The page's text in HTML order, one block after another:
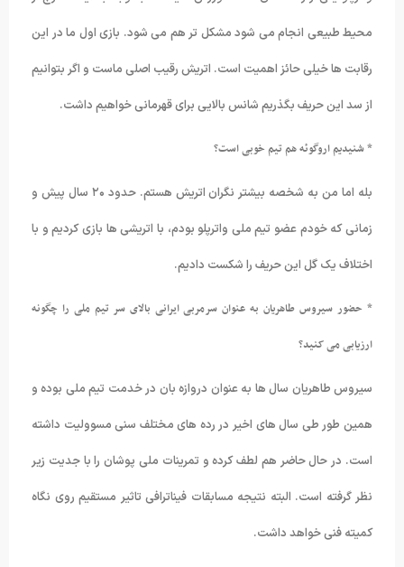
محیط طبیعی انجام می شود مشکل تر هم می شود. بازی اول ما در این
رقابت ها خیلی حائز اهمیت است. اتریش رقیب اصلی ماست و اگر بتوانیم
از سد این حریف بگذریم شانس بالایی برای قهرمانی خواهیم داشت.
* شنیدیم اروگوئه هم تیم خوبی است؟
بله اما من به شخصه بیشتر نگران اتریش هستم. حدود ۲۰ سال پیش و
زمانی که خودم عضو تیم ملی واترپلو بودم، با اتریشی ها بازی کردیم و با
اختلاف یک گل این حریف را شکست دادیم.
* حضور سیروس طاهریان به عنوان سرمربی ایرانی بالای سر تیم ملی را چگونه
ارزیابی می کنید؟
سیروس طاهریان سال ها به عنوان دروازه بان در خدمت تیم ملی بوده و
همین طور طی سال های اخیر در رده های مختلف سنی مسوولیت داشته
است. در حال حاضر هم لطف کرده و تمرینات ملی پوشان را با جدیت زیر
نظر گرفته است. البته نتیجه مسابقات فیناترافی تاثیر مستقیم روی نگاه
کمیته فنی خواهد داشت.